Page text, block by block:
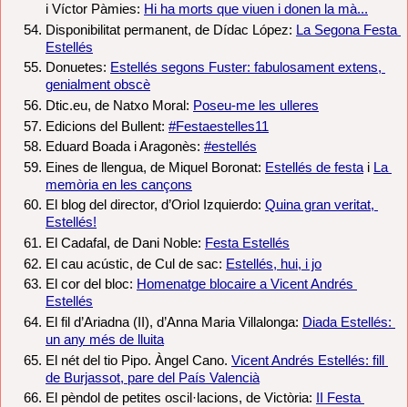
i Víctor Pàmies: Hi ha morts que viuen i donen la mà...
Disponibilitat permanent, de Dídac López: La Segona Festa
Estellés
Donuetes: Estellés segons Fuster: fabulosament extens,
genialment obscè
Dtic.eu, de Natxo Moral: Poseu-me les ulleres
Edicions del Bullent: #Festaestelles11
Eduard Boada i Aragonès: #estellés
Eines de llengua, de Miquel Boronat: Estellés de festa i La
memòria en les cançons
El blog del director, d’Oriol Izquierdo: Quina gran veritat,
Estellés!
El Cadafal, de Dani Noble: Festa Estellés
El cau acústic, de Cul de sac: Estellés, hui, i jo
El cor del bloc: Homenatge blocaire a Vicent Andrés
Estellés
El fil d’Ariadna (II), d’Anna Maria Villalonga: Diada Estellés:
un any més de lluita
El nét del tio Pipo. Àngel Cano. Vicent Andrés Estellés: fill
de Burjassot, pare del País Valencià
El pèndol de petites oscil·lacions, de Victòria:
II Festa